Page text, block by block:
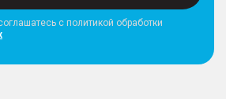
с политикой обработки